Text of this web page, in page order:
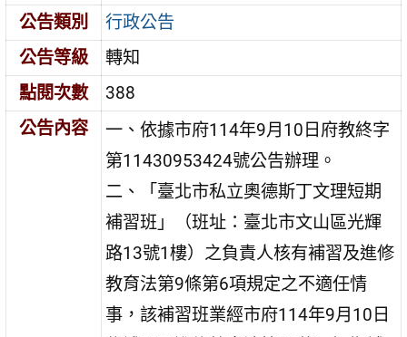
公告類別
行政公告
公告等級
轉知
點閱次數
388
公告內容
一、依據市府114年9月10日府教終字
第11430953424號公告辦理。
二、「臺北市私立奧德斯丁文理短期
補習班」（班址：臺北市文山區光輝
路13號1樓）之負責人核有補習及進修
教育法第9條第6項規定之不適任情
事，該補習班業經市府114年9月10日